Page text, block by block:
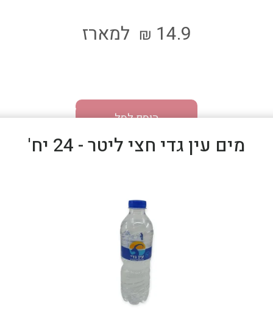
14.9
₪ למארז
הוסף לסל
מים עין גדי חצי ליטר - 24 יח'